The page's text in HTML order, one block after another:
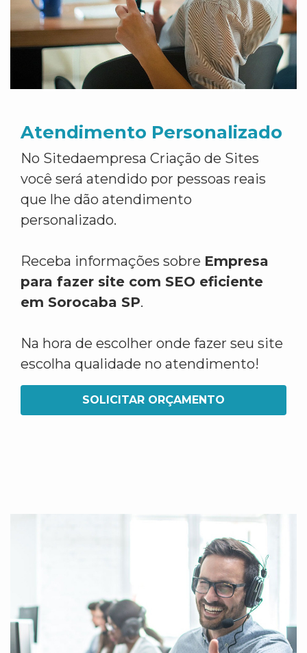
Atendimento Personalizado
No Sitedaempresa Criação de Sites
você será atendido por pessoas reais
que lhe dão atendimento
personalizado.
Receba informações sobre Empresa
para fazer site com SEO eficiente
em Sorocaba SP.
Na hora de escolher onde fazer seu site
escolha qualidade no atendimento!
SOLICITAR ORÇAMENTO